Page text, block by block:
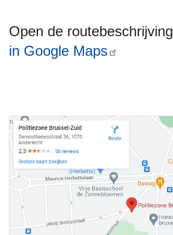
Open de routebeschrijving
in Google Maps